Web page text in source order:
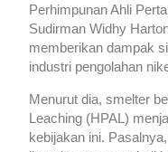
Perhimpunan Ahli
Sudirman Widhy
memberikan dampak
industri pengolahan
Menurut dia, smelter
Leaching (HPAL)
kebijakan ini.